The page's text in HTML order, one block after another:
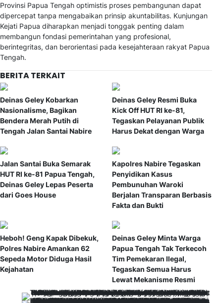
Provinsi Papua Tengah optimistis proses pembangunan dapat
dipercepat tanpa mengabaikan prinsip akuntabilitas. Kunjungan
Kejati Papua diharapkan menjadi tonggak penting dalam
membangun fondasi pemerintahan yang profesional,
berintegritas, dan berorientasi pada kesejahteraan rakyat Papua
Tengah.
BERITA TERKAIT
Deinas Geley Kobarkan
Nasionalisme, Bagikan
Bendera Merah Putih di
Tengah Jalan Santai Nabire
Deinas Geley Resmi Buka
Kick Off HUT RI ke-81,
Tegaskan Pelayanan Publik
Harus Dekat dengan Warga
Jalan Santai Buka Semarak
HUT RI ke-81 Papua Tengah,
Deinas Geley Lepas Peserta
dari Goes House
Kapolres Nabire Tegaskan
Penyidikan Kasus
Pembunuhan Waroki
Berjalan Transparan Berbasis
Fakta dan Bukti
Heboh! Geng Kapak Dibekuk,
Polres Nabire Amankan 62
Sepeda Motor Diduga Hasil
Kejahatan
Deinas Geley Minta Warga
Papua Tengah Tak Terkecoh
Tim Pemekaran Ilegal,
Tegaskan Semua Harus
Lewat Mekanisme Resmi